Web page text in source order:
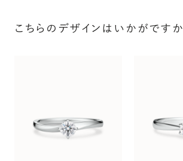
こちらのデザインはいかがですか